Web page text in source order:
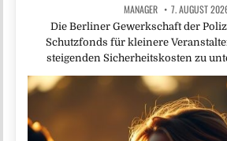
MANAGER 7. AUGUST
Die Berliner Gewerkschaft der
Schutzfonds für kleinere
steigenden Sicherheitskosten zu